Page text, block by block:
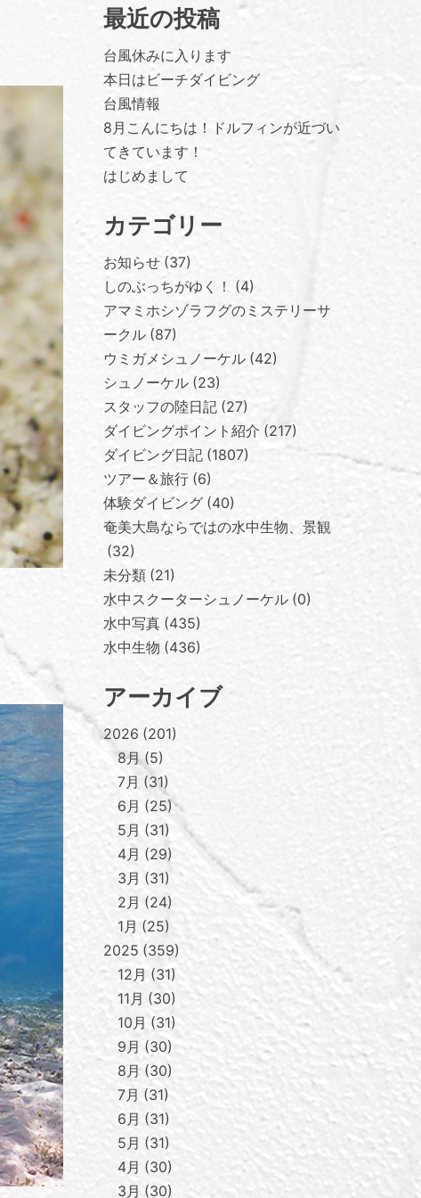
最近の投稿
台風休みに入ります
本日はビーチダイビング
台風情報
8月こんにちは！ドルフィンが近づい
てきています！
はじめまして
カテゴリー
お知らせ 37
しのぶっちがゆく！
4
アマミホシゾラフグのミステリーサ
ークル 87
ウミガメシュノーケル 42
シュノーケル 23
スタッフの陸日記 27
ダイビングポイント紹介 217
ダイビング日記 1807
ツアー＆旅行 6
体験ダイビング 40
奄美大島ならではの水中生物、景観
32
未分類 21
水中スクーターシュノーケル 0
水中写真 435
水中生物 436
アーカイブ
2026 201
8月 5
7月
31
6月
25
5月
31
4月
29
3月
31
2月
24
1月
25
2025 359
12月
31
11月
30
10月
31
9月
30
8月 30
7月
31
6月
31
5月
31
4月
30
3月
30